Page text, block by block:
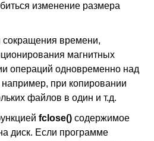
изменение размера
времени,
магнитных
операций одновременно над
при копировании
файлов в один и т.д.
fclose() содержимое
диск. Если программе